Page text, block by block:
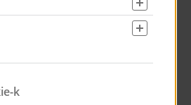
k
kerület)